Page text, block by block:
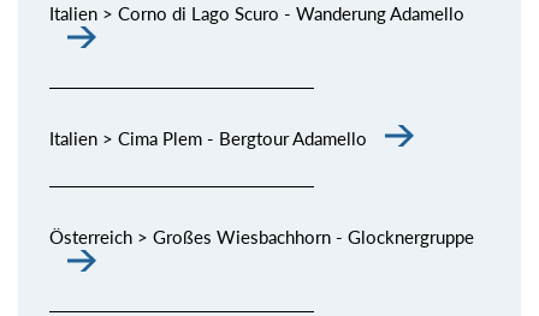
Italien > Corno di Lago Scuro - Wanderung Adamello
Italien > Cima Plem - Bergtour Adamello
Österreich > Großes Wiesbachhorn - Glocknergruppe